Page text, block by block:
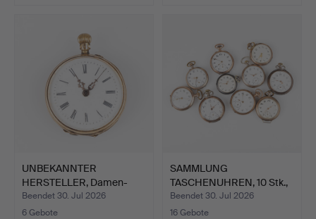
UNBEKANNTER
HERSTELLER, Damen-
Taschenuhr, …
Beendet 30. Jul 2026
6 Gebote
SAMMLUNG
TASCHENUHREN, 10 Stk.,
Silber, u.…
Beendet 30. Jul 2026
16 Gebote